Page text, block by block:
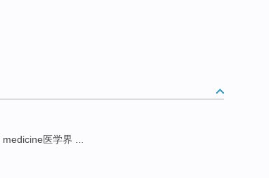
医学界 ...